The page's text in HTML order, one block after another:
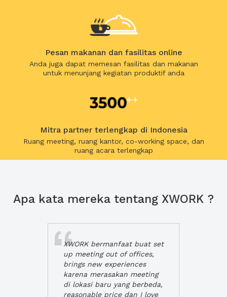
Pesan makanan dan fasilitas online
Anda juga dapat memesan fasilitas dan makanan
untuk menunjang kegiatan produktif anda
Mitra partner terlengkap di Indonesia
Ruang meeting, ruang kantor, co-working space, dan
ruang acara terlengkap
Apa kata mereka tentang XWORK ?
XWORK bermanfaat buat set
up meeting out of offices,
brings new experiences
karena merasakan meeting
di lokasi baru yang berbeda,
reasonable price dan I love